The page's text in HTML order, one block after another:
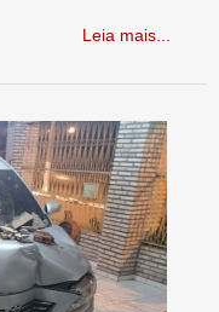
Leia mais...